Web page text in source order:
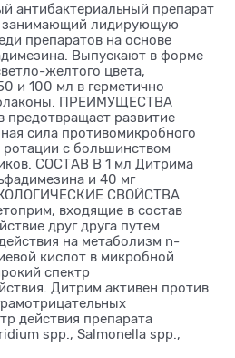
антибактериальный препарат
занимающий лидирующую
препаратов на основе
Выпускают в форме
желтого цвета,
и 100 мл в герметично
ПРЕИМУЩЕСТВА
предотвращает развитие
сила противомикробного
с большинством
СОСТАВ В 1 мл Дитрима
и 40 мг
СВОЙСТВА
входящие в состав
друг друга путем
на метаболизм n-
кислот в микробной
спектр
Дитрим активен против
действия препарата
spp., Salmonella spp.,